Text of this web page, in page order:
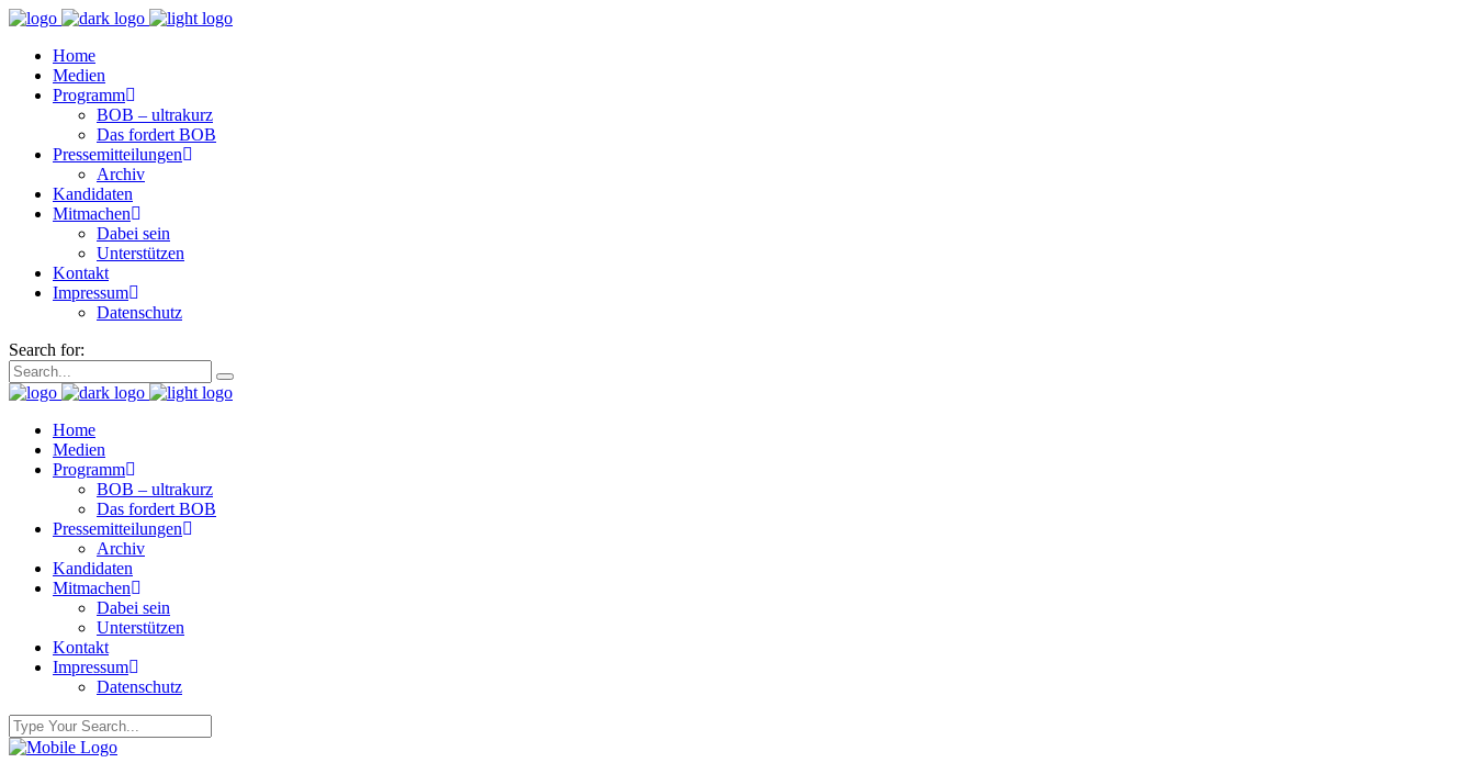
Home
Medien
Programm
BOB – ultrakurz
Das fordert BOB
Pressemitteilungen
Archiv
Kandidaten
Mitmachen
Dabei sein
Unterstützen
Kontakt
Impressum
Datenschutz
Search for:
Home
Medien
Programm
BOB – ultrakurz
Das fordert BOB
Pressemitteilungen
Archiv
Kandidaten
Mitmachen
Dabei sein
Unterstützen
Kontakt
Impressum
Datenschutz